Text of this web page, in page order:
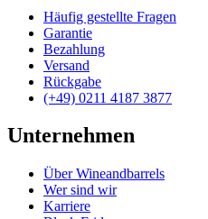
Häufig gestellte Fragen
Garantie
Bezahlung
Versand
Rückgabe
(+49) 0211 4187 3877
Unternehmen
Über Wineandbarrels
Wer sind wir
Karriere